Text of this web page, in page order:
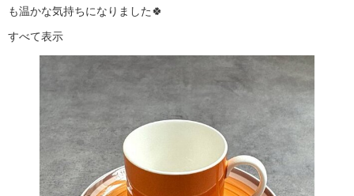
も温かな気持ちになりました🍀
すべて表示